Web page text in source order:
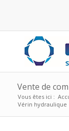
Vente de
Vous êtes ici :
Vérin hydraulique